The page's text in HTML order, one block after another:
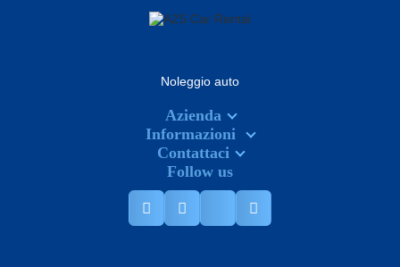
Noleggio auto
Azienda
Informazioni
Contattaci
Follow us